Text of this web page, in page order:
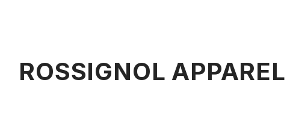
ROSSIGNOL APPAREL